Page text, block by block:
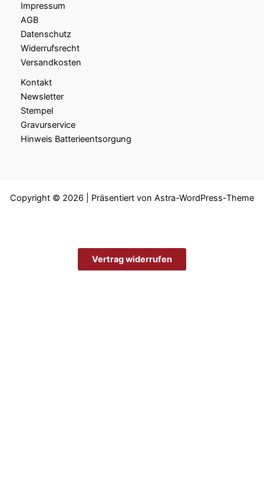
Impressum
AGB
Datenschutz
Widerrufsrecht
Versandkosten
Kontakt
Newsletter
Stempel
Gravurservice
Hinweis Batterieentsorgung
Copyright © 2026 | Präsentiert von Astra-WordPress-Theme
Vertrag widerrufen